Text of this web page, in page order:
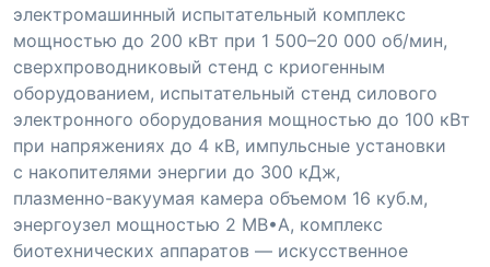
электромашинный испытательный комплекс
мощностью до 200 кВт при 1 500–20 000 об/мин,
сверхпроводниковый стенд с криогенным
оборудованием, испытательный стенд силового
электронного оборудования мощностью до 100 кВт
при напряжениях до 4 кВ, импульсные установки
с накопителями энергии до 300 кДж,
плазменно-вакуумая камера объемом 16 куб.м,
энергоузел мощностью 2 МВ•А, комплекс
биотехнических аппаратов — искусственное